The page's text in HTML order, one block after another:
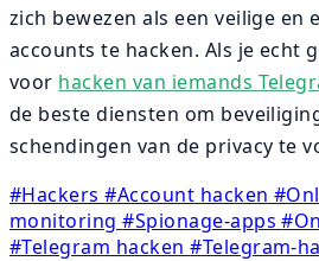
zich bewezen als een veilige en
accounts te hacken. Als je echt
voor hacken van iemands
de beste diensten om
schendingen van de privacy te
#Hackers#Account hacken
monitoring#Spionage-apps
#Telegram hacken#Telegram-